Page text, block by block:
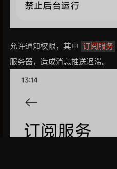
允许通知权限，其中 订阅服务
服务器，造成消息推送迟滞。